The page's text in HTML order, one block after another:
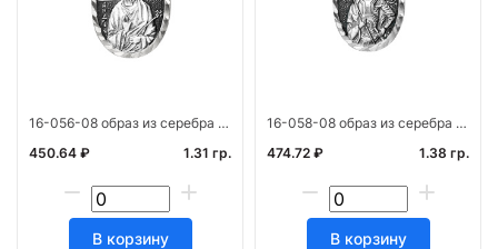
16-056-08 образ из серебра алм(Андрей Первозван.) штамп ч/ч
450.64 ₽
1.31 гр.
В корзину
16-058-08 образ из серебра алм(Георгий Побед.) штамп част. черн.
474.72 ₽
1.38 гр.
В корзину